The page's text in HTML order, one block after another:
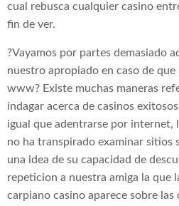
cual rebusca cualquier casino
fin de ver.
?Vayamos por partes demasiado
nuestro apropiado en caso de que
www? Existe muchas maneras
indagar acerca de casinos
igual que adentrarse por internet,
no ha transpirado examinar sitios
una idea de su capacidad de
repeticion a nuestra amiga la que
carpiano casino aparece sobre